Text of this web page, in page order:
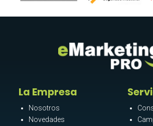
La Empresa
Nosotros
Novedades